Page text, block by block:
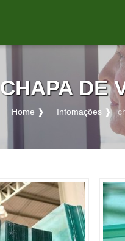
CHAPA DE
Home ❱ Infomações ❱